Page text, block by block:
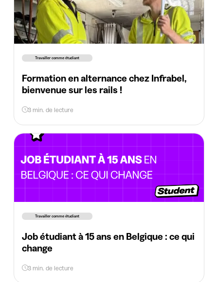
Travailler comme étudiant
Formation en alternance chez Infrabel,
bienvenue sur les rails !
3 min. de lecture
Travailler comme étudiant
Job étudiant à 15 ans en Belgique : ce qui
change
3 min. de lecture